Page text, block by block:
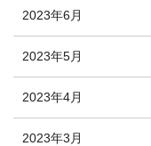
2023年6月
2023年5月
2023年4月
2023年3月